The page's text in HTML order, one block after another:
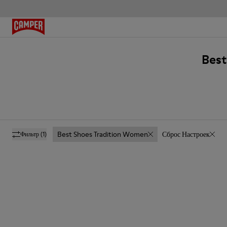
Фильтр(1) Best Shoes Tradition Women Сброс Настроек